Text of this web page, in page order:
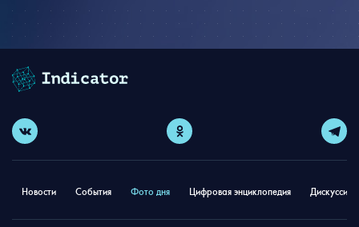
Новости События Фото дня Цифровая энциклопедия